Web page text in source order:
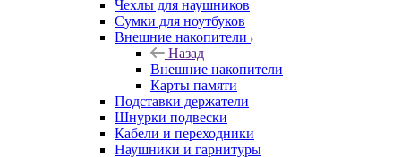
Чехлы для наушников
Сумки для ноутбуков
Внешние накопители
Назад
Внешние накопители
Карты памяти
Подставки держатели
Шнурки подвески
Кабели и переходники
Наушники и гарнитуры